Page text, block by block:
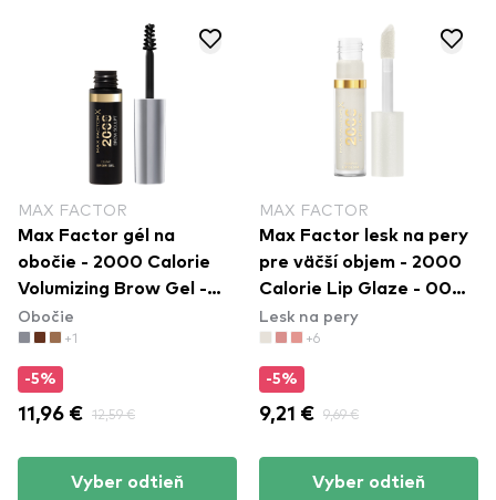
MAX FACTOR
Max Factor gél na
obočie - 2000 Calorie
Volumizing Brow Gel -
001 Clear
Obočie
+1
-5%
11,96 € 12,59 €
Vyber odtieň
MAX FACTOR
Max Factor lesk na pery
pre väčší objem - 2000
Calorie Lip Glaze - 000
Melting Ice
Lesk na pery
+6
-5%
9,21 € 9,69 €
Vyber odtieň